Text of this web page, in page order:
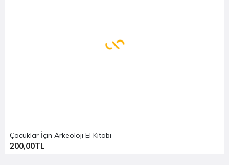
Ayvacık halılarını, Ekrem Işın Gelibolu
kazandırdılar.
Filiz Özdem’in hazırladığı, Yapı Kredi Yayınları’ndan
Çocuklar İçin Arkeoloji El Kitabı
200,00TL